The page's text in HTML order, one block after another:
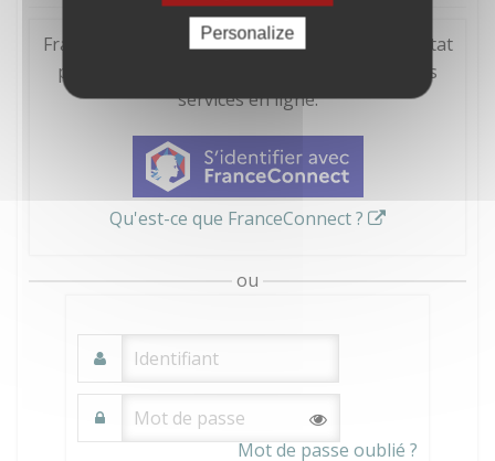
Personalize
FranceConnect est la solution proposée par l'Etat
pour sécuriser et simplifier la connexion à vos
services en ligne.
Qu'est-ce que FranceConnect ?
ou
Mot de passe oublié ?